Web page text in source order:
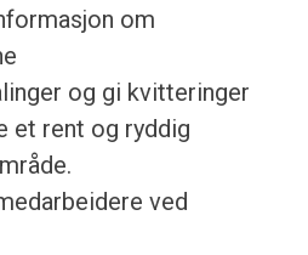
om
og gi kvitteringer
et rent og ryddig
ved